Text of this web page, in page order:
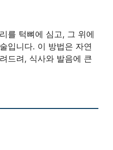
를 턱뼈에 심고, 그 위에
입니다. 이 방법은 자연
드려, 식사와 발음에 큰